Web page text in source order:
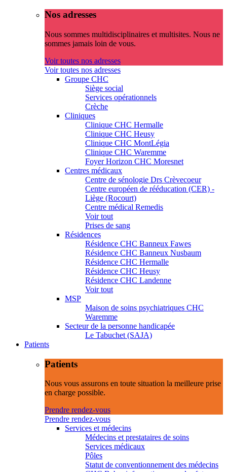
Nos adresses
Nous sommes multidisciplinaires et multisites. Nous ne
sommes jamais loin de vous.
Voir toutes nos adresses
Voir toutes nos adresses
Groupe CHC
Siège social
Services opérationnels
Crèche
Cliniques
Clinique CHC Hermalle
Clinique CHC Heusy
Clinique CHC MontLégia
Clinique CHC Waremme
Foyer Horizon CHC Moresnet
Centres médicaux
Centre de sénologie Drs Crèvecoeur
Centre européen de rééducation (CER) -
Liège (Rocourt)
Centre médical Remedis
Voir tout
Prises de sang
Résidences
Résidence CHC Banneux Fawes
Résidence CHC Banneux Nusbaum
Résidence CHC Hermalle
Résidence CHC Heusy
Résidence CHC Landenne
Voir tout
MSP
Maison de soins psychiatriques CHC
Waremme
Secteur de la personne handicapée
Le Tabuchet (SAJA)
Patients
Patients
Nous vous assurons en toute situation la meilleure prise
en charge possible.
Prendre rendez-vous
Prendre rendez-vous
Services et médecins
Médecins et prestataires de soins
Services médicaux
Pôles
Statut de conventionnement des médecins